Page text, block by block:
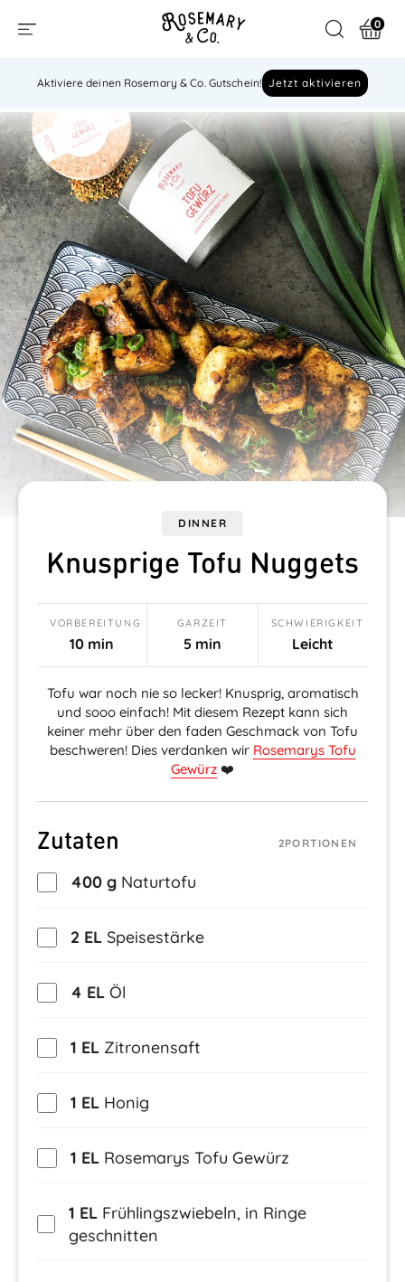
0
Aktiviere deinen Rosemary & Co. Gutschein! Jetzt aktivieren
DINNER
Knusprige Tofu Nuggets
VORBEREITUNG
10 min
GARZEIT
5 min
SCHWIERIGKEIT
Leicht
Tofu war noch nie so lecker! Knusprig, aromatisch
und sooo einfach! Mit diesem Rezept kann sich
keiner mehr über den faden Geschmack von Tofu
beschweren! Dies verdanken wir Rosemarys Tofu
Gewürz ❤️
Zutaten 2PORTIONEN
400 g Naturtofu
2 EL Speisestärke
4 EL Öl
1 EL Zitronensaft
1 EL Honig
1 EL Rosemarys Tofu Gewürz
1 ELFrühlingszwiebeln, in Ringe
geschnitten